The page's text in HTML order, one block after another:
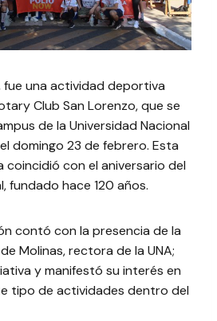
fue una actividad deportiva
Club San Lorenzo, que se
de la Universidad Nacional
domingo 23 de febrero. Esta
coincidió con el aniversario del
fundado hace 120 años.
contó con la presencia de la
Molinas, rectora de la UNA;
y manifestó su interés en
tipo de actividades dentro del